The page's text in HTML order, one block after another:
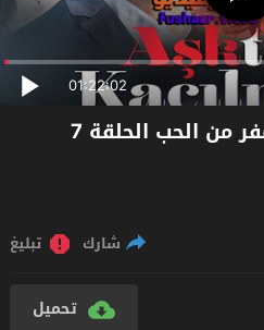
01:22:02
مشاهدة مسلسل لا مفر من الحب الحلقة 7
شارك تبليغ
تحميل